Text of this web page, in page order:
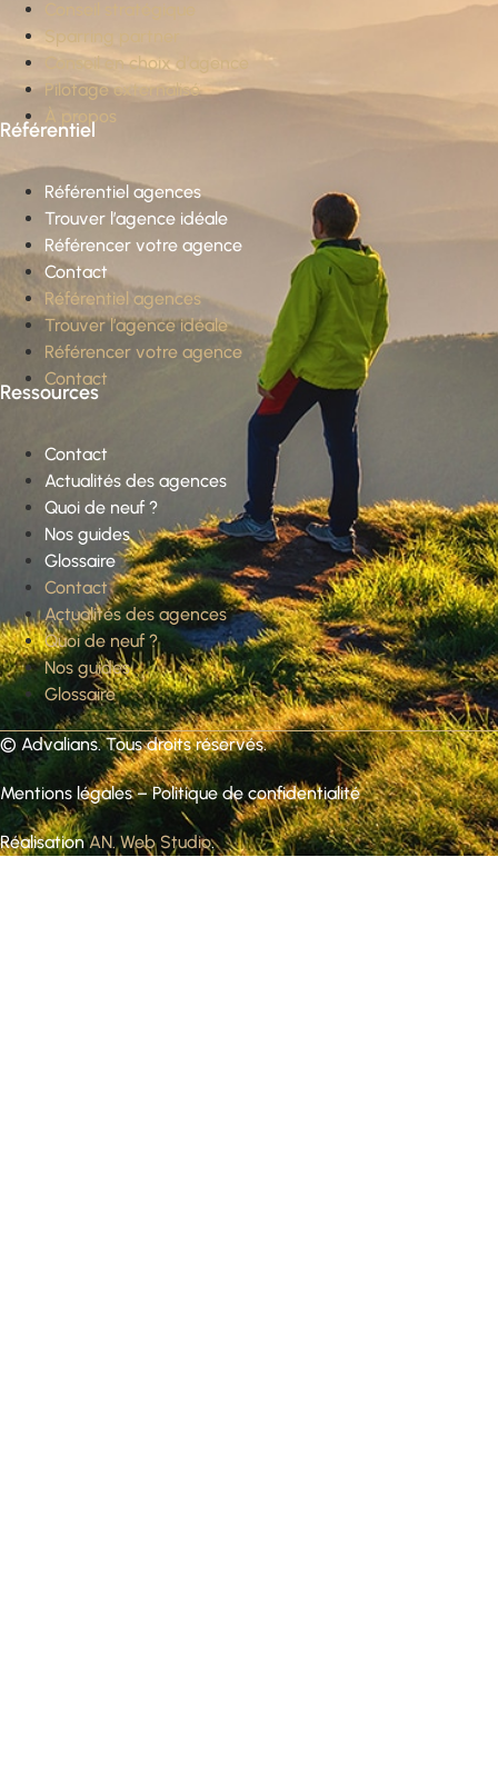
Sparring partner
Conseil en choix d’agence
Pilotage externalisé
À propos
Référentiel
Référentiel agences
Trouver l’agence idéale
Référencer votre agence
Contact
Référentiel agences
Trouver l’agence idéale
Référencer votre agence
Contact
Ressources
Contact
Actualités des agences
Quoi de neuf ?
Nos guides
Glossaire
Contact
Actualités des agences
Quoi de neuf ?
Nos guides
Glossaire
© Advalians. Tous droits réservés.
Mentions légales–Politique de confidentialité
RéalisationAN. Web Studio.